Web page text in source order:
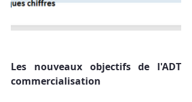
Les nouveaux objectifs de l'ADT
commercialisation